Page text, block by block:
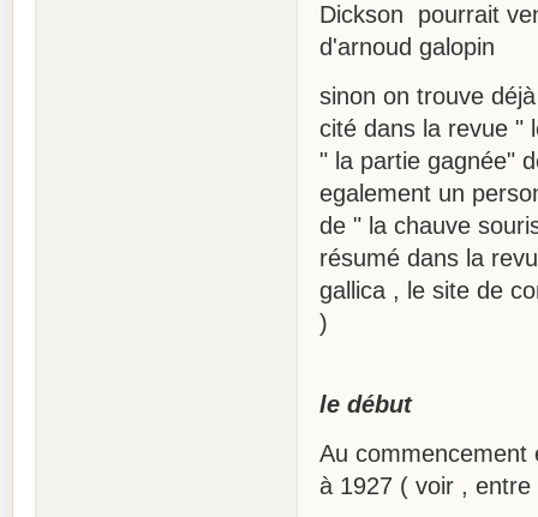
Dickson pourrait
d'arnoud galopin
sinon on trouve
cité dans la revue "
" la partie gagnée"
egalement un
de " la chauve
résumé dans la
gallica , le site de
)
le début
Au commencement
à 1927 ( voir ,